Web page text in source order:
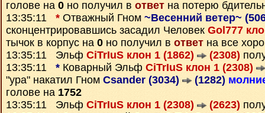
голове на 0 но получил в ответ на потерю
13:35:11 * Отважный Гном ~Весенний ветер~
сконцентрировавшись засадил Человек Gol777
тычок в корпус на 0 но получил в ответ на все
13:35:11 Эльф CiTrIuS клон 1 (1862) (2308)
13:35:11 * Коварный Эльф CiTrIuS клон 1 (2308)
"ура" накатил Гном Csander (3034) (1282)
голове на 1752
13:35:11 Эльф CiTrIuS клон 1 (2308) (2623)